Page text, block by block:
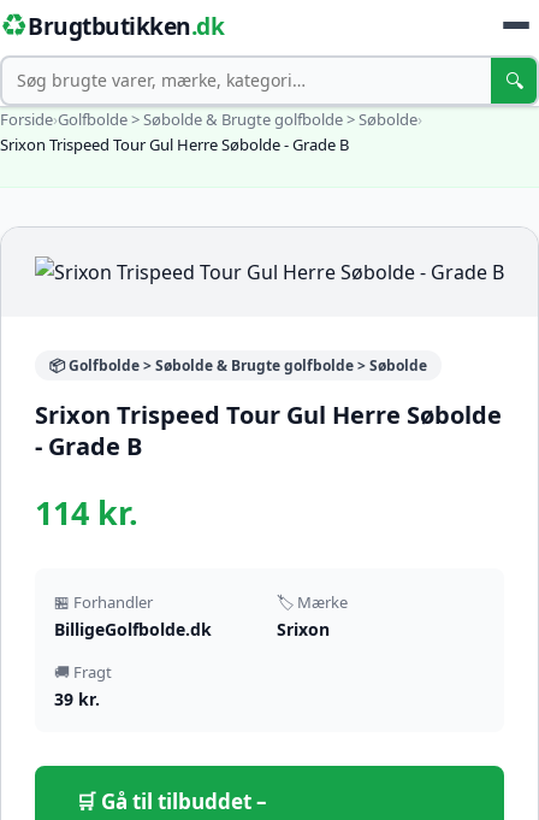
♻️Brugtbutikken.dk
Søg 🔍
Forside›Golfbolde > Søbolde & Brugte golfbolde > Søbolde›
Srixon Trispeed Tour Gul Herre Søbolde - Grade B
📦 Golfbolde > Søbolde & Brugte golfbolde > Søbolde
Srixon Trispeed Tour Gul Herre Søbolde
- Grade B
114 kr.
🏪 Forhandler
BilligeGolfbolde.dk
🏷️ Mærke
Srixon
🚚 Fragt
39 kr.
🛒 Gå til tilbuddet –